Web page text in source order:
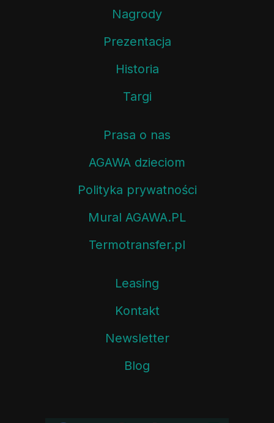
Nagrody
Prezentacja
Historia
Targi
Prasa o nas
AGAWA dzieciom
Polityka prywatności
Mural AGAWA.PL
Termotransfer.pl
Leasing
Kontakt
Newsletter
Blog